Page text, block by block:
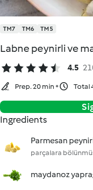
TM7 TM6 TM5
Labne peynirli ve
4.5
Prep. 20 min Total
Ingredients
Parmesan
parçalara
maydanoz